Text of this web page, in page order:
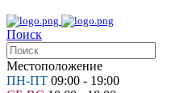
Поиск
Местоположение
ПН-ПТ 09:00 - 19:00